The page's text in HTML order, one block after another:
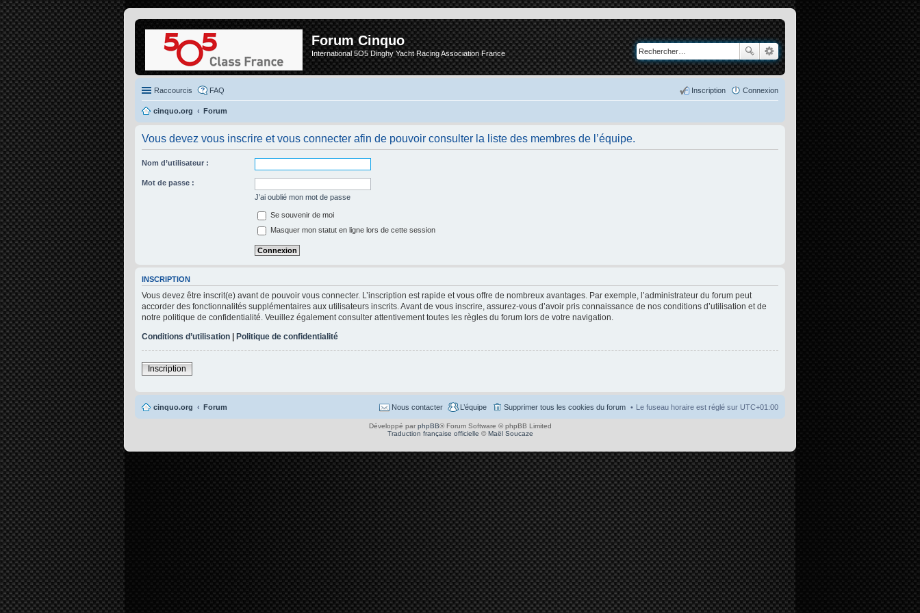
Forum Cinquo
International 5O5 Dinghy Yacht Racing Association France
Raccourcis FAQ Connexion
Inscription
cinquo.org Forum
Vous devez vous inscrire et vous connecter afin de pouvoir consulter la liste des membres de l’équipe.
Nom d’utilisateur :
Mot de passe :
J’ai oublié mon mot de passe
Se souvenir de moi
Masquer mon statut en ligne lors de cette session
INSCRIPTION
Vous devez être inscrit(e) avant de pouvoir vous connecter. L’inscription est rapide et vous offre de nombreux avantages. Par exemple, l’administrateur du forum peut
accorder des fonctionnalités supplémentaires aux utilisateurs inscrits. Avant de vous inscrire, assurez-vous d’avoir pris connaissance de nos conditions d’utilisation et de
notre politique de confidentialité. Veuillez également consulter attentivement toutes les règles du forum lors de votre navigation.
Conditions d’utilisation | Politique de confidentialité
Inscription
cinquo.org Forum Le fuseau horaire est réglé sur UTC+01:00
Supprimer tous les cookies du forum
L’équipe
Nous contacter
Développé par phpBB® Forum Software © phpBB Limited
Traduction française officielle ©Maël Soucaze